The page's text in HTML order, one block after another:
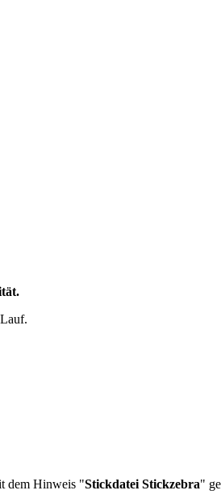
dem Hinweis "Stickdatei Stickzebra"